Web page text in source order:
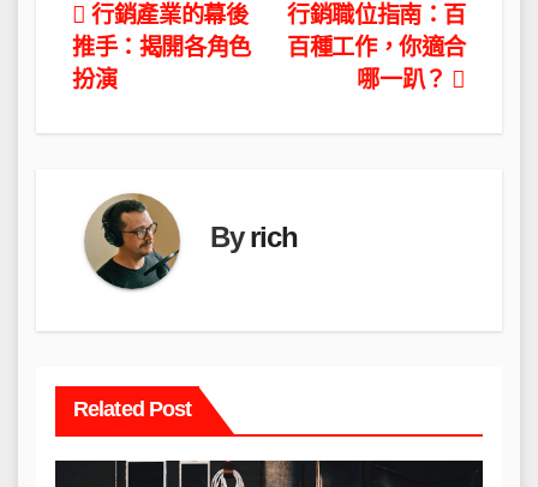
文
章
導
行銷職位指南：百
百種工作，你適合
哪一趴？
行銷產業的幕後
推手：揭開各角色
扮演
Byrich
Related Post